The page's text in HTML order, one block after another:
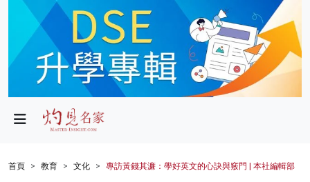
政局
財經
首頁 教育 文化 專訪黃錢其濂：學好英文的心訣與竅門 | 本社編輯部